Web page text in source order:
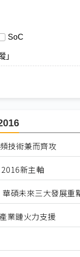
SoC
」
技術兼而齊攻
新主軸
碩未來三大發展重
業鏈火力支援